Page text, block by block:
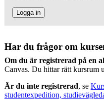
Logga in
Har du frågor om
Om du är registrerad på en
Canvas. Du hittar rätt kursrum
Är du inte registrerad, se
studentexpedition,